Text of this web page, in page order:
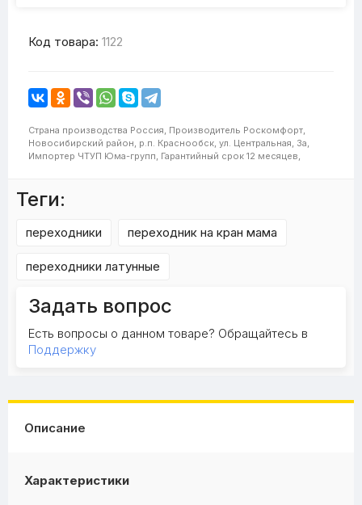
Код товара: 1122
Страна производства Россия, Производитель Роскомфорт,
Новосибирский район, р.п. Краснообск, ул. Центральная, 3а,
Импортер ЧТУП Юма-групп, Гарантийный срок 12 месяцев,
Теги:
переходники переходник на кран мама
переходники латунные
Задать вопрос
Есть вопросы о данном товаре? Обращайтесь в
Поддержку
Описание
Характеристики